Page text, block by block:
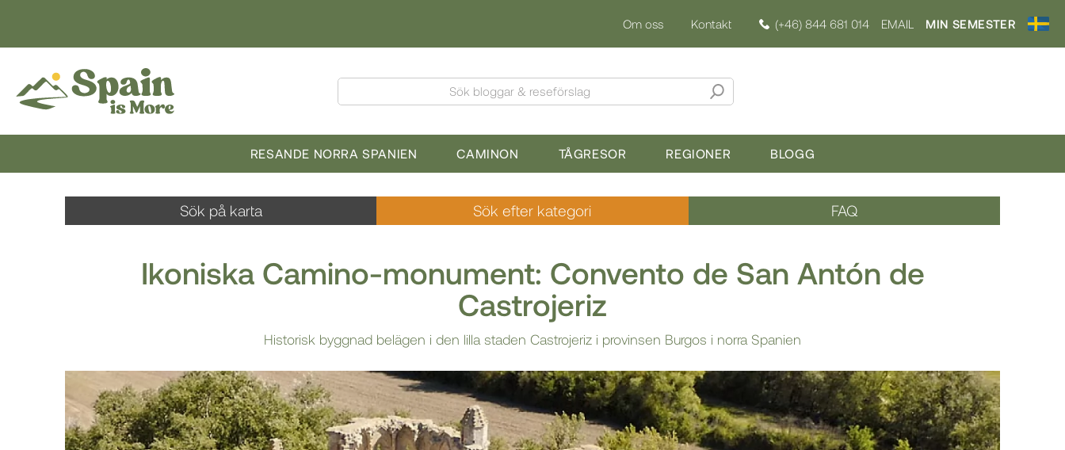
Om oss Kontakt (+46) 844 681 014 EMAIL MIN SEMESTER
Sök bloggar & reseförslag
RESANDE NORRA SPANIEN CAMINON TÅGRESOR REGIONER BLOGG
Sök på karta Sök efter kategori FAQ
Ikoniska Camino-monument: Convento de San Antón de
Castrojeriz
Historisk byggnad belägen i den lilla staden Castrojeriz i provinsen Burgos i norra Spanien